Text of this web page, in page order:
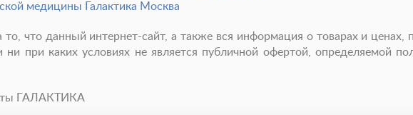
медицины Галактика Москва
что данный интернет-сайт, а также вся информация о товарах и ценах,
при каких условиях не является публичной офертой, определяемой
ГАЛАКТИКА